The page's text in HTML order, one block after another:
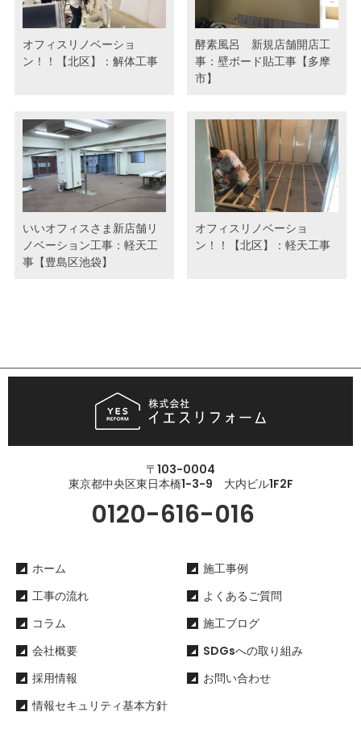
オフィスリノベーショ
ン！！【北区】：解体工事
酵素風呂 新規店舗開店工
事：壁ボード貼工事【多摩
市】
いいオフィスさま新店舗リ
ノベーション工事：軽天工
事【豊島区池袋】
オフィスリノベーショ
ン！！【北区】：軽天工事
〒103-0004
東京都中央区東日本橋1-3-9 大内ビル1F2F
0120-616-016
ホーム
施工事例
工事の流れ
よくあるご質問
コラム
施工ブログ
会社概要
SDGsへの取り組み
採用情報
お問い合わせ
情報セキュリティ基本方針